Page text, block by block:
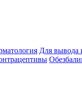
Для вывода